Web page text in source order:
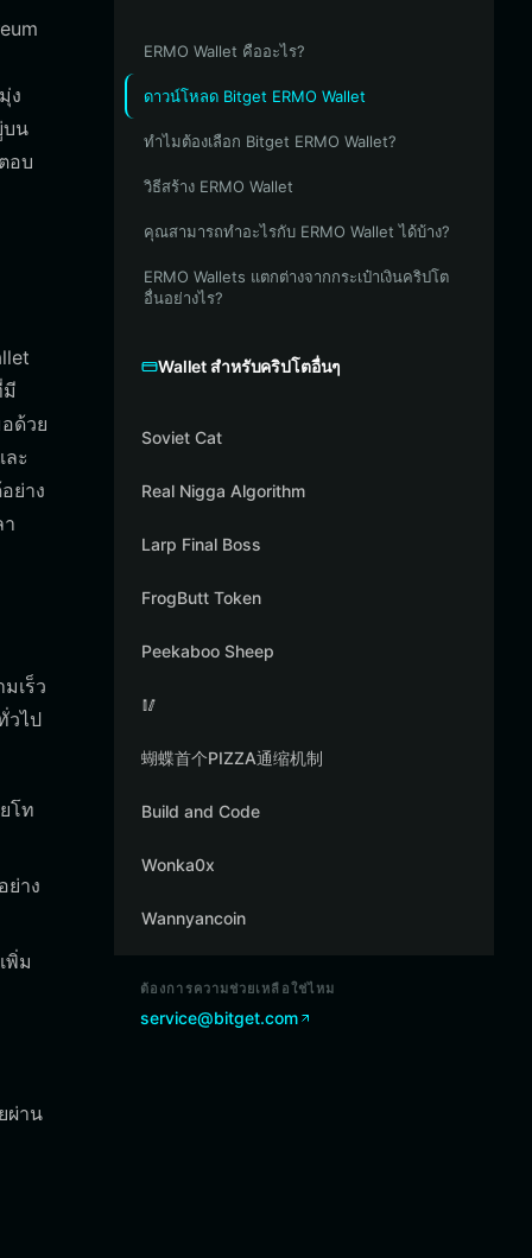
ง
บน
อบ
มี
ด้วย
ะ
ย่าง
เร็ว
วไป
โท
ย่าง
พิ่ม
ผ่าน
ERMO Wallet คืออะไร?
ดาวน์โหลด Bitget ERMO Wallet
ทำไมต้องเลือก Bitget ERMO Wallet?
วิธีสร้าง ERMO Wallet
คุณสามารถทำอะไรกับ ERMO Wallet ได้บ้าง?
ERMO Wallets แตกต่างจากกระเป๋าเงินคริปโต
อื่นอย่างไร?
Wallet สำหรับคริปโตอื่นๆ
Soviet Cat
Real Nigga Algorithm
Larp Final Boss
FrogButt Token
Peekaboo Sheep
🥢
蝴蝶首个PIZZA通缩机制
Build and Code
Wonka0x
Wannyancoin
ต้องการความช่วยเหลือใช่ไหม
service@bitget.com